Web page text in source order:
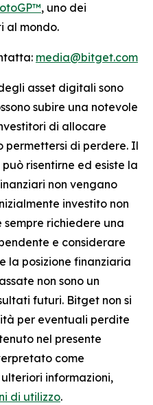
, uno dei
al mondo.
media@bitget.com
asset digitali sono
subire una notevole
di allocare
permettersi di perdere. Il
risentirne ed esiste la
non vengano
investito non
richiedere una
e considerare
la posizione finanziaria
non sono un
futuri. Bitget non si
per eventuali perdite
nel presente
come
informazioni,
di utilizzo.